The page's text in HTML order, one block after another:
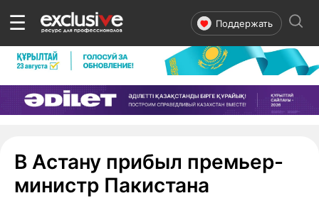
☰ Поддержать
В Астану прибыл премьер-
министр Пакистана